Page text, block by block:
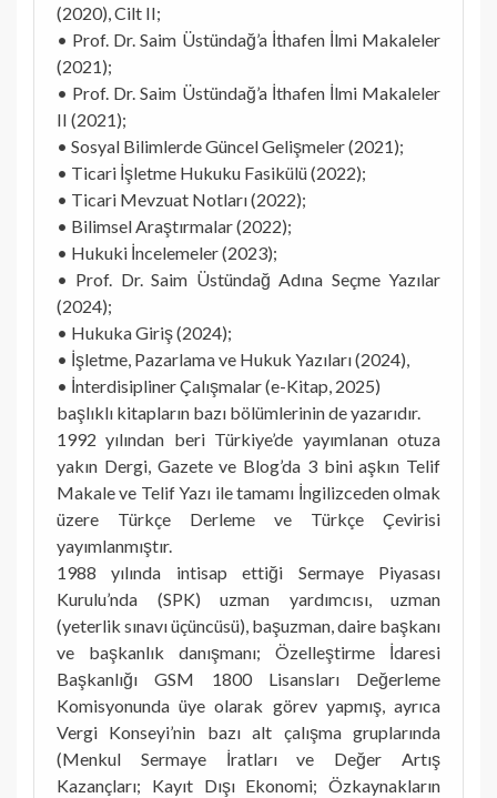
(2020), Cilt II;
• Prof. Dr. Saim Üstündağ’a İthafen İlmi Makaleler
(2021);
• Prof. Dr. Saim Üstündağ’a İthafen İlmi Makaleler
II (2021);
• Sosyal Bilimlerde Güncel Gelişmeler (2021);
• Ticari İşletme Hukuku Fasikülü (2022);
• Ticari Mevzuat Notları (2022);
• Bilimsel Araştırmalar (2022);
• Hukuki İncelemeler (2023);
• Prof. Dr. Saim Üstündağ Adına Seçme Yazılar
(2024);
• Hukuka Giriş (2024);
• İşletme, Pazarlama ve Hukuk Yazıları (2024),
• İnterdisipliner Çalışmalar (e-Kitap, 2025)
başlıklı kitapların bazı bölümlerinin de yazarıdır.
1992 yılından beri Türkiye’de yayımlanan otuza
yakın Dergi, Gazete ve Blog’da 3 bini aşkın Telif
Makale ve Telif Yazı ile tamamı İngilizceden olmak
üzere Türkçe Derleme ve Türkçe Çevirisi
yayımlanmıştır.
1988 yılında intisap ettiği Sermaye Piyasası
Kurulu’nda (SPK) uzman yardımcısı, uzman
(yeterlik sınavı üçüncüsü), başuzman, daire başkanı
ve başkanlık danışmanı; Özelleştirme İdaresi
Başkanlığı GSM 1800 Lisansları Değerleme
Komisyonunda üye olarak görev yapmış, ayrıca
Vergi Konseyi’nin bazı alt çalışma gruplarında
(Menkul Sermaye İratları ve Değer Artış
Kazançları; Kayıt Dışı Ekonomi; Özkaynakların